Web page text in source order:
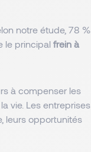
notre étude, 78 %
le principal frein à
à compenser les
vie. Les entreprises
leurs opportunités